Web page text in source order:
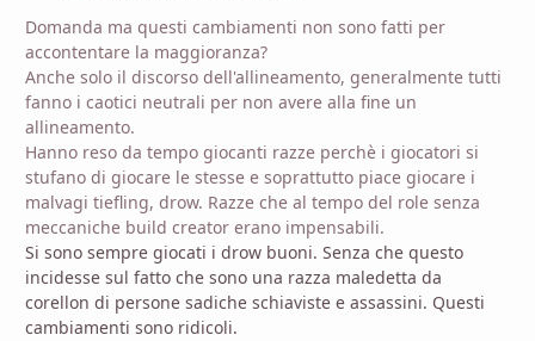
Domanda ma questi cambiamenti non sono fatti per
accontentare la maggioranza?
Anche solo il discorso dell'allineamento, generalmente tutti
fanno i caotici neutrali per non avere alla fine un
allineamento.
Hanno reso da tempo giocanti razze perchè i giocatori si
stufano di giocare le stesse e soprattutto piace giocare i
malvagi tiefling, drow. Razze che al tempo del role senza
meccaniche build creator erano impensabili.
Si sono sempre giocati i drow buoni. Senza che questo
incidesse sul fatto che sono una razza maledetta da
corellon di persone sadiche schiaviste e assassini. Questi
cambiamenti sono ridicoli.